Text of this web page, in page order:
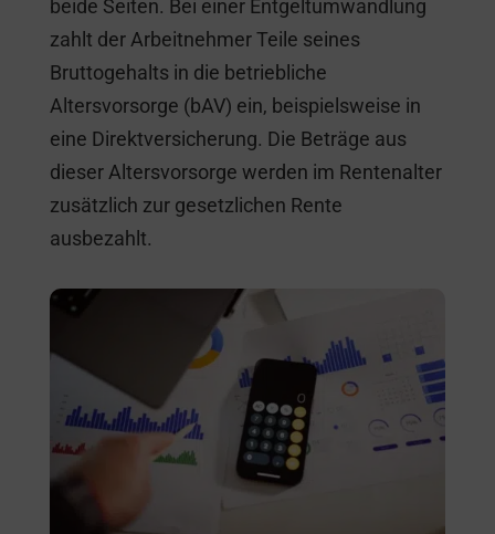
beide Seiten. Bei einer Entgeltumwandlung
zahlt der Arbeitnehmer Teile seines
Bruttogehalts in die betriebliche
Altersvorsorge (bAV) ein, beispielsweise in
eine Direktversicherung. Die Beträge aus
dieser Altersvorsorge werden im Rentenalter
zusätzlich zur gesetzlichen Rente
ausbezahlt.